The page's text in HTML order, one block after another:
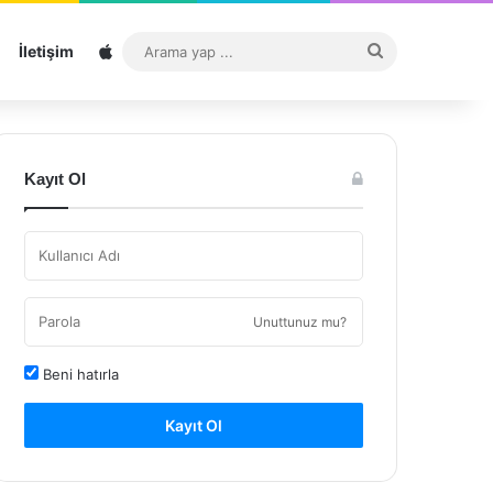
İletişim Sitemap
...
Kayıt Ol
Unuttunuz mu?
Beni hatırla
Kayıt Ol